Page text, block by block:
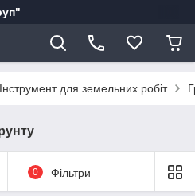
Інструмент для земельних робіт
0 Фільтри